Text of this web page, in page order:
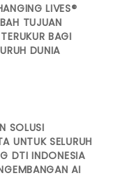
LIVES®
TUJUAN
BAGI
DUNIA
SOLUSI
UNTUK SELURUH
DTI INDONESIA
AI